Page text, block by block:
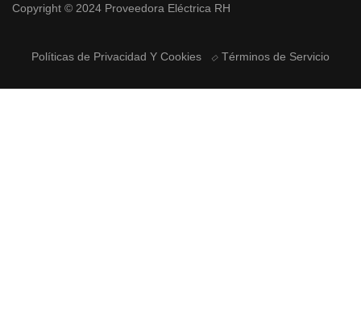
Copyright © 2024 Proveedora Eléctrica RH
Políticas de Privacidad Y Cookies Términos de Servicio